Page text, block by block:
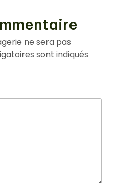
ne sera pas
sont indiqués